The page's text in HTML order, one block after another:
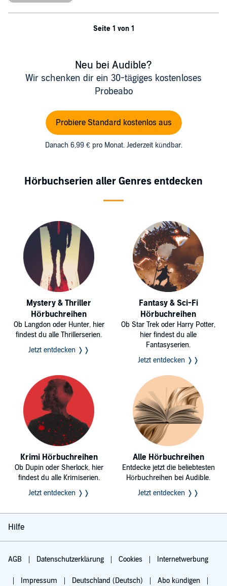
Seite 1 von 1
Neu bei Audible?
Wir schenken dir ein 30-tägiges kostenloses
Probeabo
Probiere Standard kostenlos aus
Danach 6,99 € pro Monat. Jederzeit kündbar.
Hörbuchserien aller Genres entdecken
Mystery & Thriller
Hörbuchreihen
Ob Langdon oder Hunter, hier
findest du alle Thrillerserien.
Jetzt entdecken ❭❭
Fantasy & Sci-Fi
Hörbuchreihen
Ob Star Trek oder Harry Potter,
hier findest du alle
Fantasyserien.
Jetzt entdecken ❭❭
Krimi Hörbuchreihen
Ob Dupin oder Sherlock, hier
findest du alle Krimiserien.
Jetzt entdecken ❭❭
Alle Hörbuchreihen
Entdecke jetzt die beliebtesten
Hörbuchreihen bei Audible.
Jetzt entdecken ❭❭
Hilfe
AGB Datenschutzerklärung Cookies Internetwerbung
Impressum Deutschland (Deutsch) Abo kündigen